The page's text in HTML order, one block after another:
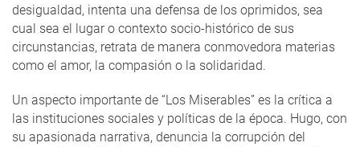
desigualdad, intenta una defensa de los oprimidos, sea
cual sea el lugar o contexto socio-histórico de sus
circunstancias, retrata de manera conmovedora materias
como el amor, la compasión o la solidaridad.
Un aspecto importante de “Los Miserables” es la crítica a
las instituciones sociales y políticas de la época. Hugo, con
su apasionada narrativa, denuncia la corrupción del